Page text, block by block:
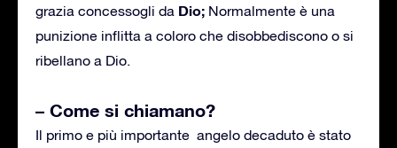
grazia concessogli da Dio; Normalmente è una
punizione inflitta a coloro che disobbediscono o si
ribellano a Dio.
– Come si chiamano?
Il primo e più importante angelo decaduto è stato